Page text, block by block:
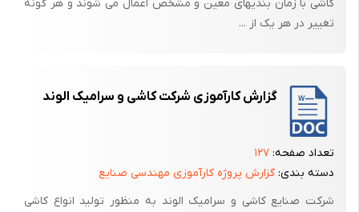
کاشی با زمان بندیهای معین و مشخص اعمال می شوند و هر گونه
تغییر در هر یک از ...
گزارش کارآموزی شرکت کاشی و سرامیک الوند
تعداد صفحه: ۱۲۷
دسته بندی: گزارش پروژه کارآموزی مهندسی صنایع
شرکت صنایع کاشی و سرامیک الوند به منظور تولید انواع کاشی